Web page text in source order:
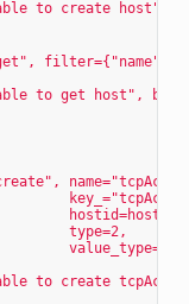
to create host",
, filter={"name":
to get host",
,
hostid=hostid,
type=2,
value_type=3)
to create